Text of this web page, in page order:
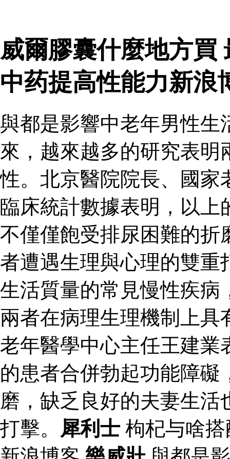
威爾膠囊什麼地方買
中药提高性能力新浪
與都是影響中老年男性生
來，越來越多的研究表
性。北京醫院院長、國家
臨床統計數據表明，以上
不僅僅飽受排尿困難的折
者遭遇生理與心理的雙重
生活質量的常見慢性疾病
兩者在病理生理機制上
老年醫學中心主任王建業
的患者合併勃起功能障
磨，缺乏良好的夫妻生
打擊。 犀利士 枸杞与啥